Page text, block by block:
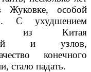
Жуковке, особой
С ухудшением
из Китая
и узлов,
конечного
стало падать.